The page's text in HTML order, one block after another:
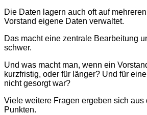
Die Daten lagern auch oft auf
Vorstand eigene Daten verwaltet.
Das macht eine zentrale Bearbeitung
schwer.
Und was macht man, wenn ein
kurzfristig, oder für länger? Und für
nicht gesorgt war?
Viele weitere Fragen ergeben sich aus
Punkten.